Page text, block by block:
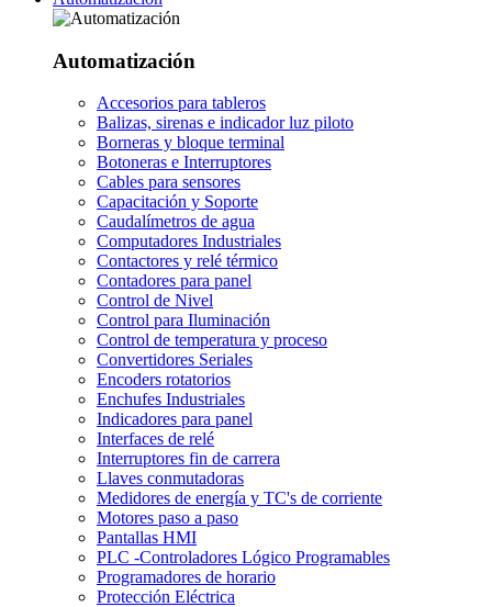
Automatización
Accesorios para tableros
Balizas, sirenas e indicador luz piloto
Borneras y bloque terminal
Botoneras e Interruptores
Cables para sensores
Capacitación y Soporte
Caudalímetros de agua
Computadores Industriales
Contactores y relé térmico
Contadores para panel
Control de Nivel
Control para Iluminación
Control de temperatura y proceso
Convertidores Seriales
Encoders rotatorios
Enchufes Industriales
Indicadores para panel
Interfaces de relé
Interruptores fin de carrera
Llaves conmutadoras
Medidores de energía y TC's de corriente
Motores paso a paso
Pantallas HMI
PLC -Controladores Lógico Programables
Programadores de horario
Protección Eléctrica